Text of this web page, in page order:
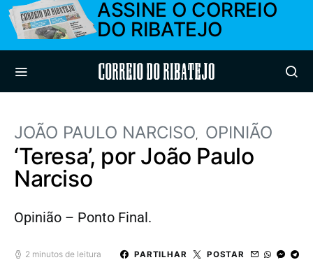
ASSINE O CORREIO
DO RIBATEJO
Correio do Ribatejo
JOÃO PAULO NARCISO OPINIÃO
‘Teresa’, por João Paulo
Narciso
Opinião – Ponto Final.
2 minutos de leitura PARTILHAR POSTAR